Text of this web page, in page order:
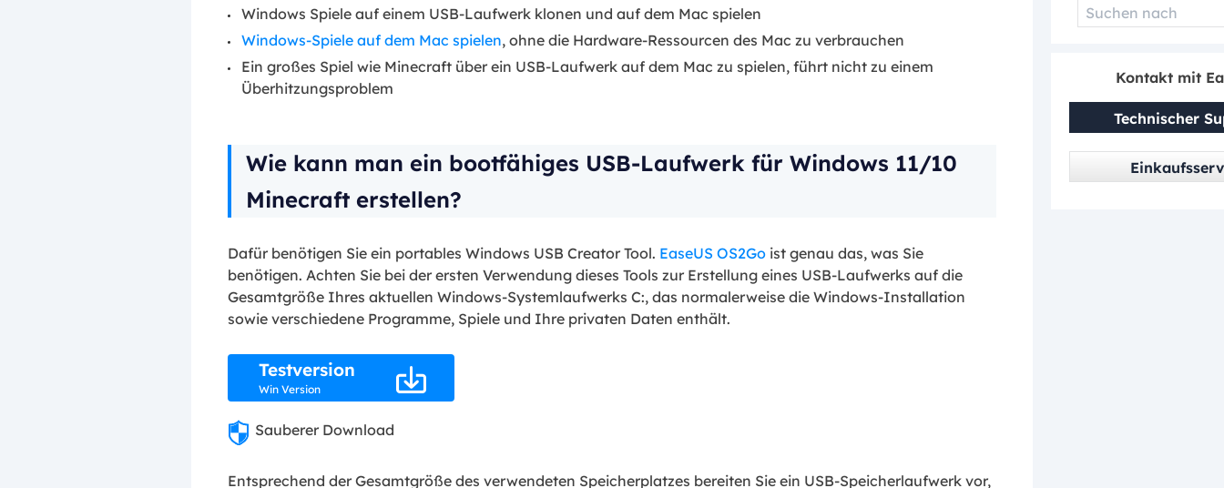
Windows Spiele auf einem USB-Laufwerk klonen und auf dem Mac spielen
Windows-Spiele auf dem Mac spielen, ohne die Hardware-Ressourcen des Mac zu verbrauchen
Ein großes Spiel wie Minecraft über ein USB-Laufwerk auf dem Mac zu spielen, führt nicht zu einem
Überhitzungsproblem
Wie kann man ein bootfähiges USB-Laufwerk für Windows 11/10
Minecraft erstellen?
Dafür benötigen Sie ein portables Windows USB Creator Tool. EaseUS OS2Go ist genau das, was Sie
benötigen. Achten Sie bei der ersten Verwendung dieses Tools zur Erstellung eines USB-Laufwerks auf die
Gesamtgröße Ihres aktuellen Windows-Systemlaufwerks C:, das normalerweise die Windows-Installation
sowie verschiedene Programme, Spiele und Ihre privaten Daten enthält.
Testversion
Win Version 
Sauberer Download
Entsprechend der Gesamtgröße des verwendeten Speicherplatzes bereiten Sie ein USB-Speicherlaufwerk vor,
Kontakt mit
Technischer